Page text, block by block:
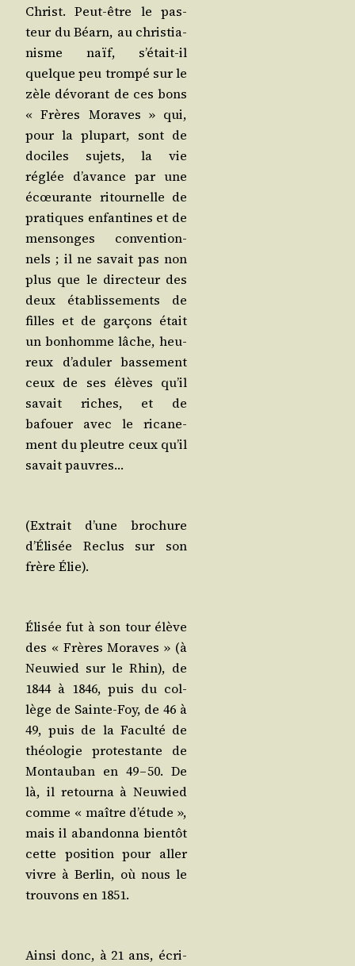
Christ. Peut-être le pas­
teur du Béarn, au chris­tia­
nisme naïf, s’é­tait-il
quelque peu trom­pé sur le
zèle dévo­rant de ces bons
« Frères Moraves » qui,
pour la plu­part, sont de
dociles sujets, la vie
réglée d’a­vance par une
écœu­rante ritour­nelle de
pra­tiques enfan­tines et de
men­songes conven­tion­
nels ; il ne savait pas non
plus que le direc­teur des
deux éta­blis­se­ments de
filles et de gar­çons était
un bon­homme lâche, heu­
reux d’a­du­ler bas­se­ment
ceux de ses élèves qu’il
savait riches, et de
bafouer avec le rica­ne­
ment du pleutre ceux qu’il
savait pauvres…
(Extrait d’une bro­chure
d’É­li­sée Reclus sur son
frère Élie).
Éli­sée fut à son tour élève
des « Frères Moraves » (à
Neu­wied sur le Rhin), de
1844 à 1846, puis du col­
lège de Sainte-Foy, de 46 à
49, puis de la Facul­té de
théo­lo­gie pro­tes­tante de
Mon­tau­ban en 49 – 50. De
là, il retour­na à Neu­wied
comme « maître d’é­tude »,
mais il aban­don­na bien­tôt
cette posi­tion pour aller
vivre à Ber­lin, où nous le
trou­vons en 1851.
Ain­si donc, à 21 ans, écri­